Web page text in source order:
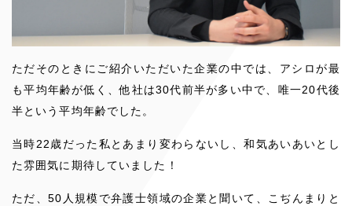
ただそのときにご紹介いただいた企業の中では、アシロが最
も平均年齢が低く、他社は30代前半が多い中で、唯一20代後
半という平均年齢でした。
当時22歳だった私とあまり変わらないし、和気あいあいとし
た雰囲気に期待していました！
ただ、50人規模で弁護士領域の企業と聞いて、こぢんまりと